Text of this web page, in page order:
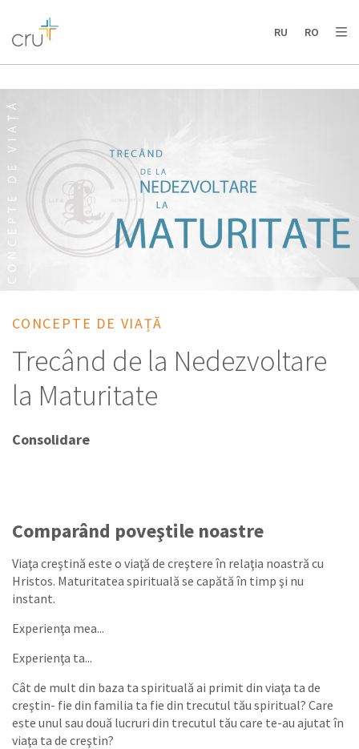
AFRICA
AMERICA / CARIBBEAN
OCEANIA
RU RO
CONCEPTE DE VIAȚĂ
Trecând de la Nedezvoltare
la Maturitate
Consolidare
Comparând poveştile noastre
Viaţa creştină este o viaţă de creştere în relaţia noastră cu
Hristos. Maturitatea spirituală se capătă în timp şi nu
instant.
Experienţa mea...
Experienţa ta...
Cât de mult din baza ta spirituală ai primit din viaţa ta de
creştin- fie din familia ta fie din trecutul tău spiritual? Care
este unul sau două lucruri din trecutul tău care te-au ajutat în
viaţa ta de creştin?